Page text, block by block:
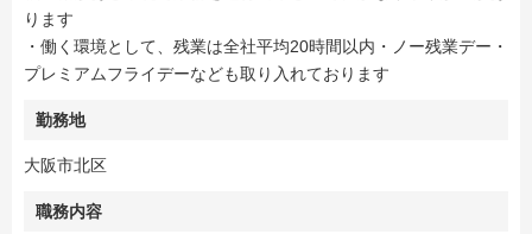
ります
・働く環境として、残業は全社平均20時間以内・ノー残業デー・
プレミアムフライデーなども取り入れております
勤務地
大阪市北区
職務内容